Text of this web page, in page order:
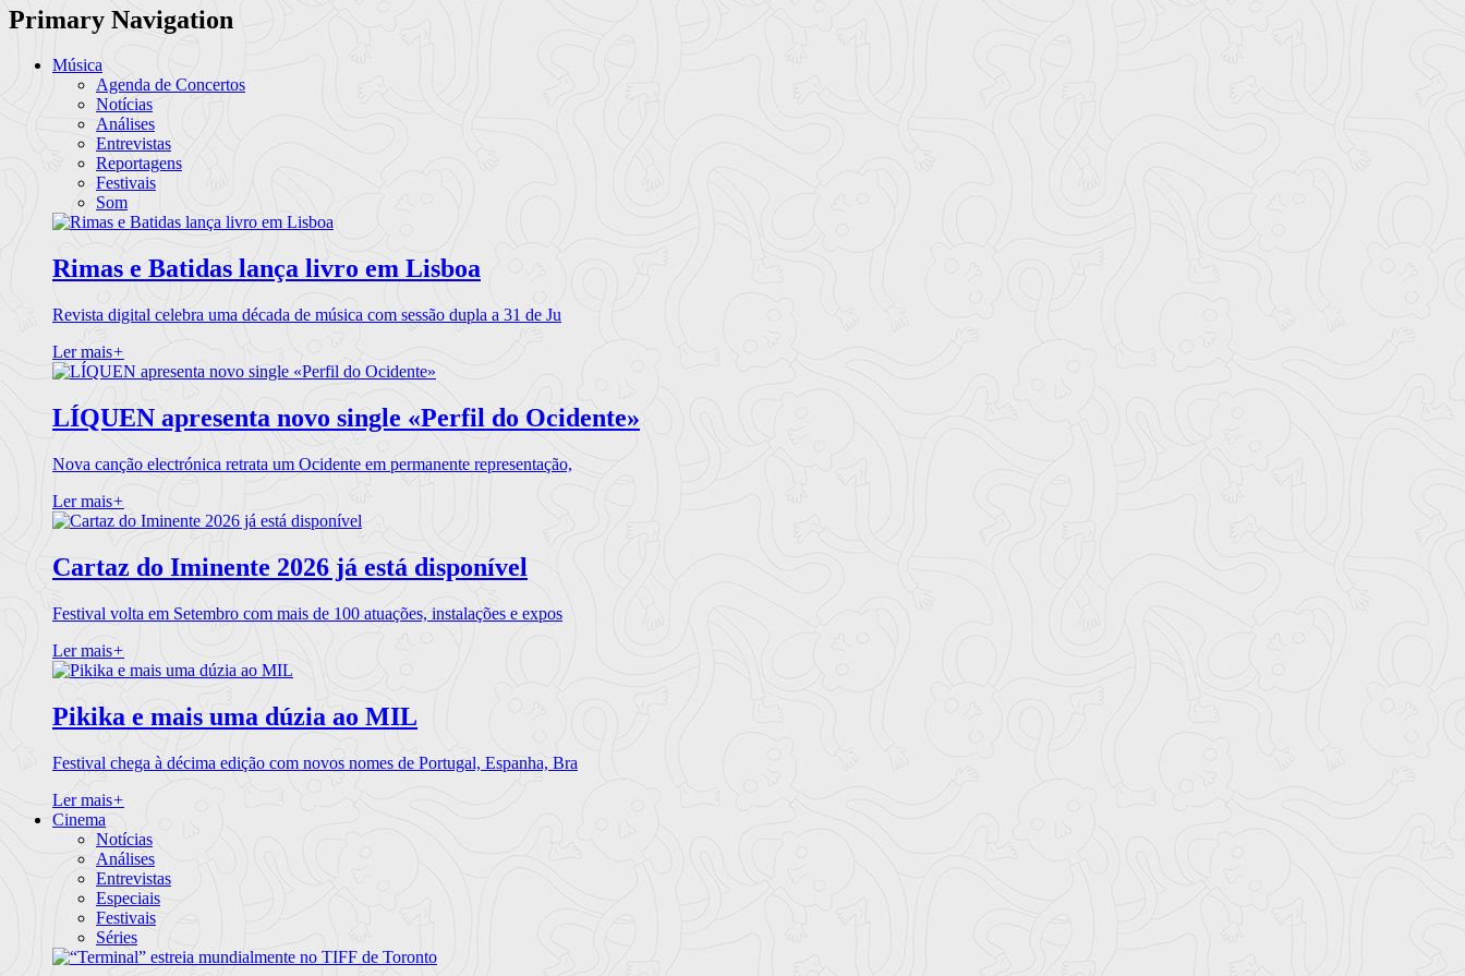
Primary Navigation
Música
Agenda de Concertos
Notícias
Análises
Entrevistas
Reportagens
Festivais
Som
Rimas e Batidas lança livro em Lisboa
Revista digital celebra uma década de música com sessão dupla a 31 de Ju
Ler mais+
LÍQUEN apresenta novo single «Perfil do Ocidente»
Nova canção electrónica retrata um Ocidente em permanente representação,
Ler mais+
Cartaz do Iminente 2026 já está disponível
Festival volta em Setembro com mais de 100 atuações, instalações e expos
Ler mais+
Pikika e mais uma dúzia ao MIL
Festival chega à décima edição com novos nomes de Portugal, Espanha, Bra
Ler mais+
Cinema
Notícias
Análises
Entrevistas
Especiais
Festivais
Séries